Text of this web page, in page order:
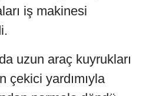
iş makinesi
uzun araç kuyrukları
çekici yardımıyla